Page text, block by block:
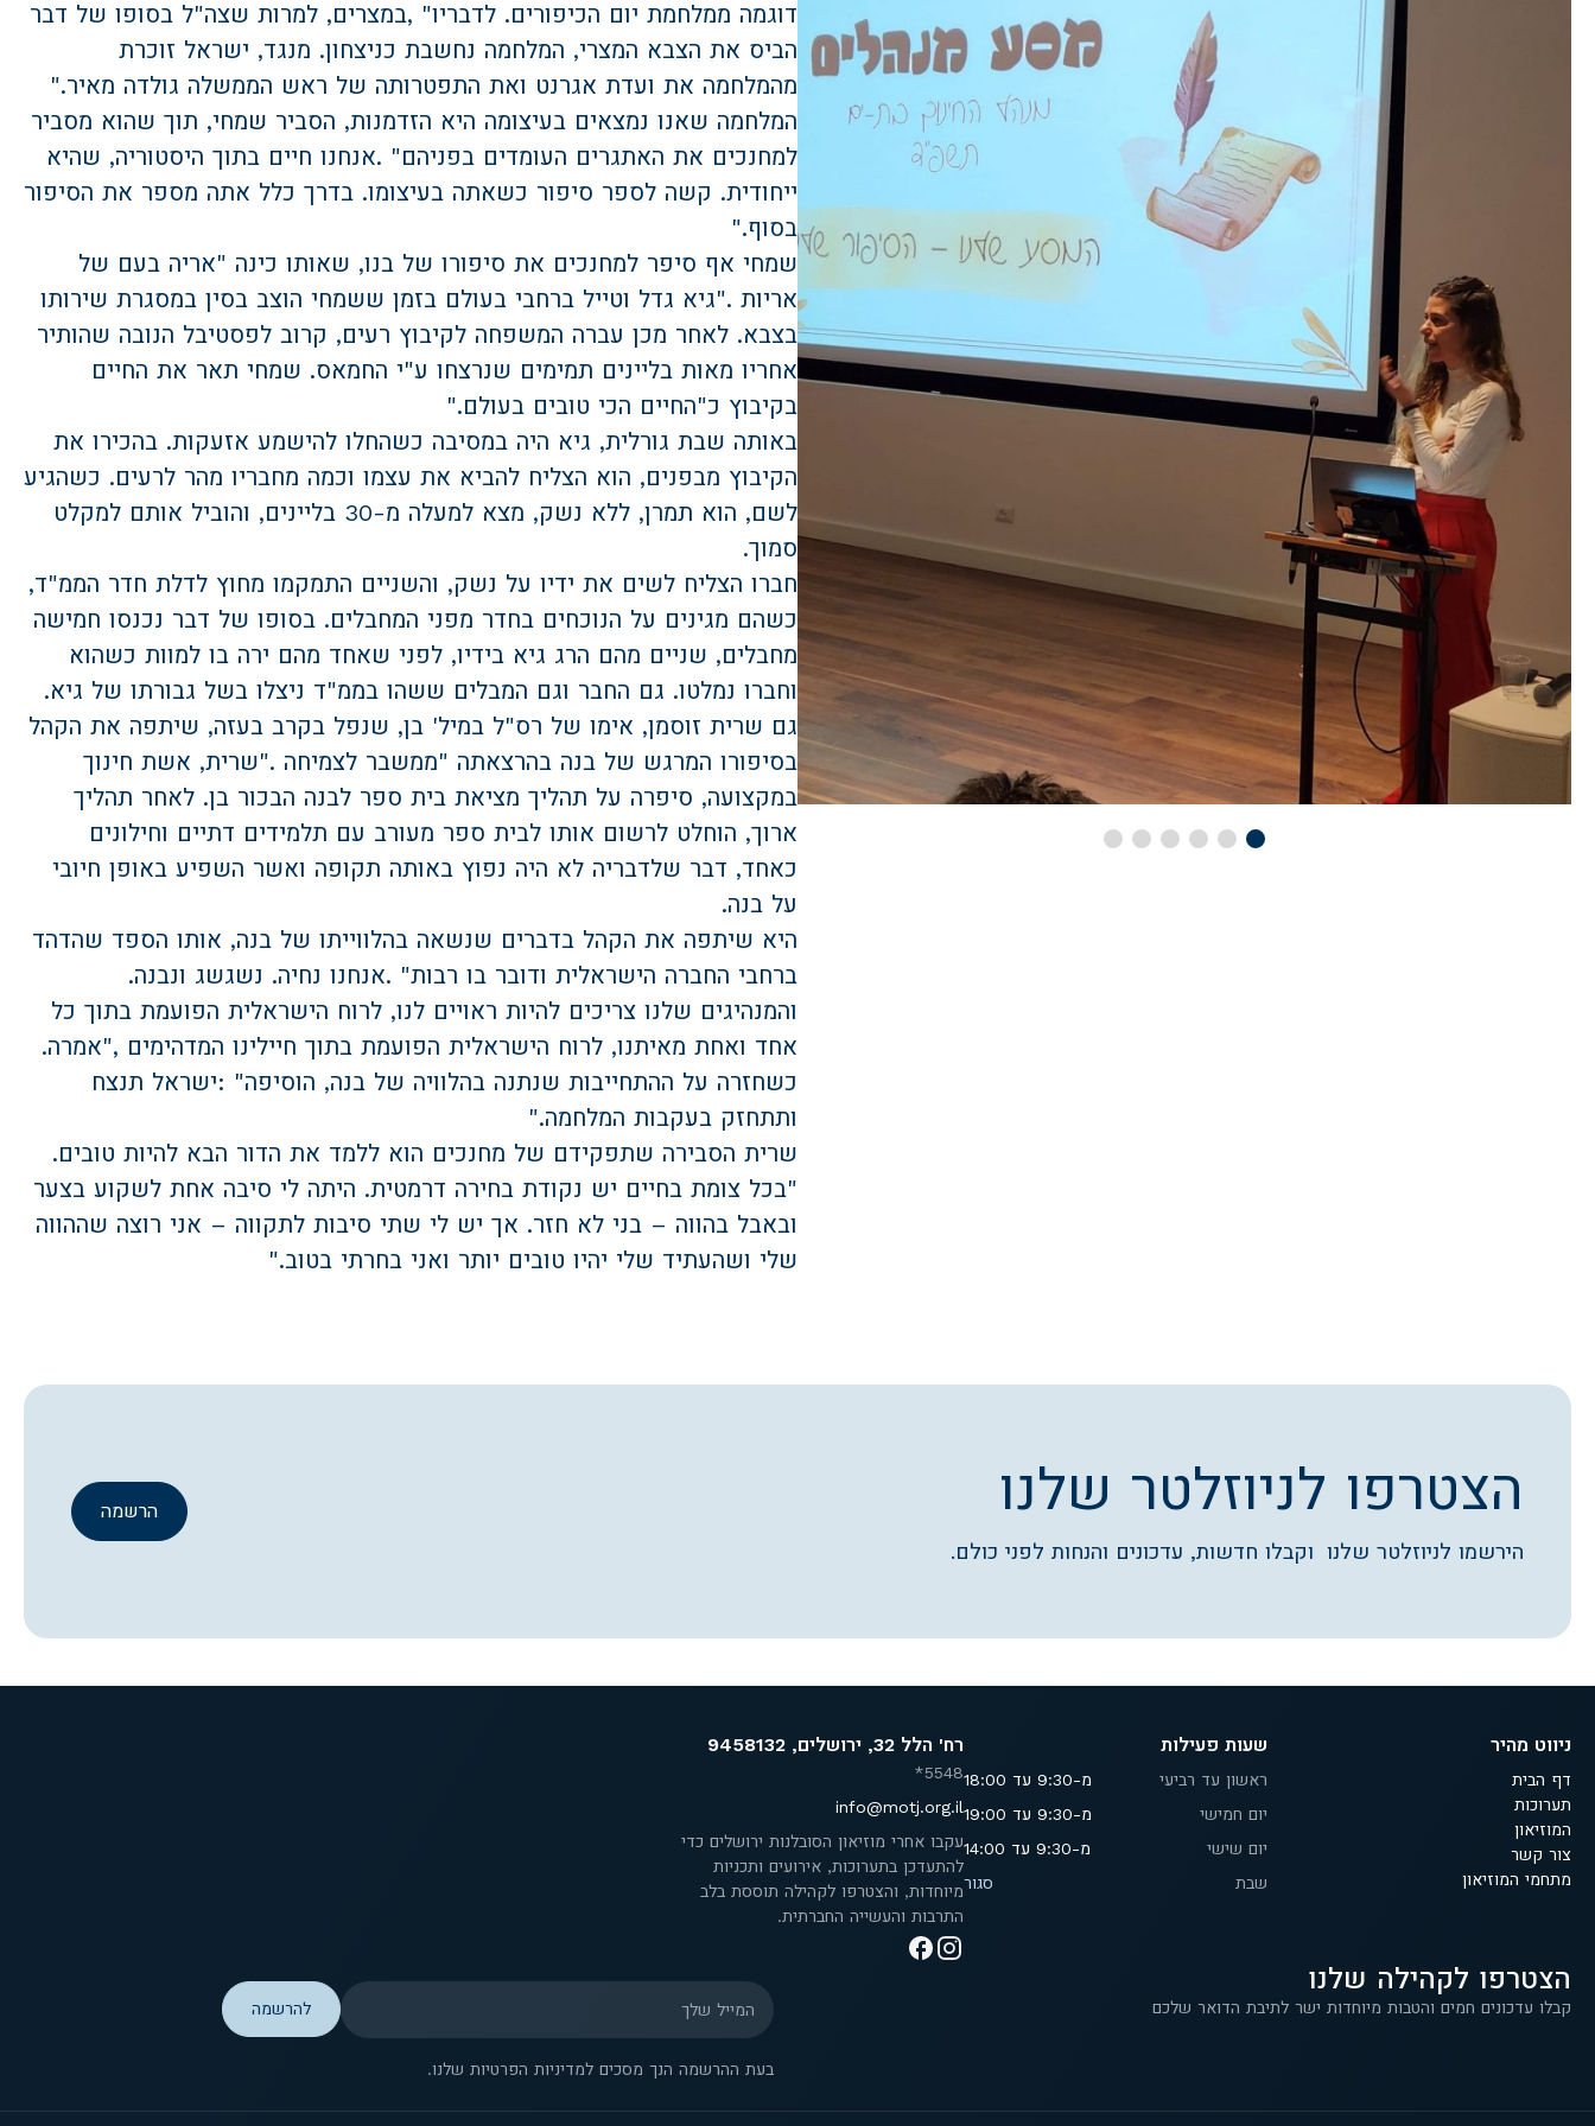
דוגמה ממלחמת יום הכיפורים. לדבריו, "במצרים, למרות שצה"ל בסופו של דבר
הביס את הצבא המצרי, המלחמה נחשבת כניצחון. מנגד, ישראל זוכרת
מהמלחמה את ועדת אגרנט ואת התפטרותה של ראש הממשלה גולדה מאיר".
המלחמה שאנו נמצאים בעיצומה היא הזדמנות, הסביר שמחי, תוך שהוא מסביר
למחנכים את האתגרים העומדים בפניהם. "אנחנו חיים בתוך היסטוריה, שהיא
ייחודית. קשה לספר סיפור כשאתה בעיצומו. בדרך כלל אתה מספר את הסיפור
בסוף".
שמחי אף סיפר למחנכים את סיפורו של בנו, שאותו כינה "אריה בעם של
אריות ".גיא גדל וטייל ברחבי בעולם בזמן ששמחי הוצב בסין במסגרת שירותו
בצבא. לאחר מכן עברה המשפחה לקיבוץ רעים, קרוב לפסטיבל הנובה שהותיר
אחריו מאות בליינים תמימים שנרצחו ע"י החמאס. שמחי תאר את החיים
בקיבוץ כ"החיים הכי טובים בעולם".
באותה שבת גורלית, גיא היה במסיבה כשהחלו להישמע אזעקות. בהכירו את
הקיבוץ מבפנים, הוא הצליח להביא את עצמו וכמה מחבריו מהר לרעים. כשהגיע
לשם, הוא תמרן, ללא נשק, מצא למעלה מ-30 בליינים, והוביל אותם למקלט
סמוך.
חברו הצליח לשים את ידיו על נשק, והשניים התמקמו מחוץ לדלת חדר הממ"ד,
כשהם מגינים על הנוכחים בחדר מפני המחבלים. בסופו של דבר נכנסו חמישה
מחבלים, שניים מהם הרג גיא בידיו, לפני שאחד מהם ירה בו למוות כשהוא
וחברו נמלטו. גם החבר וגם המבלים ששהו בממ"ד ניצלו בשל גבורתו של גיא.
גם שרית זוסמן, אימו של רס"ל במיל' בן, שנפל בקרב בעזה, שיתפה את הקהל
בסיפורו המרגש של בנה בהרצאתה "ממשבר לצמיחה ".שרית, אשת חינוך
במקצועה, סיפרה על תהליך מציאת בית ספר לבנה הבכור בן. לאחר תהליך
ארוך, הוחלט לרשום אותו לבית ספר מעורב עם תלמידים דתיים וחילונים
כאחד, דבר שלדבריה לא היה נפוץ באותה תקופה ואשר השפיע באופן חיובי
על בנה.
היא שיתפה את הקהל בדברים שנשאה בהלווייתו של בנה, אותו הספד שהדהד
ברחבי החברה הישראלית ודובר בו רבות. "אנחנו נחיה. נשגשג ונבנה.
והמנהיגים שלנו צריכים להיות ראויים לנו, לרוח הישראלית הפועמת בתוך כל
אחד ואחת מאיתנו, לרוח הישראלית הפועמת בתוך חיילינו המדהימים ",אמרה.
כשחזרה על ההתחייבות שנתנה בהלוויה של בנה, הוסיפה: "ישראל תנצח
ותתחזק בעקבות המלחמה".
שרית הסבירה שתפקידם של מחנכים הוא ללמד את הדור הבא להיות טובים.
"בכל צומת בחיים יש נקודת בחירה דרמטית. היתה לי סיבה אחת לשקוע בצער
ובאבל בהווה – בני לא חזר. אך יש לי שתי סיבות לתקווה – אני רוצה שההווה
שלי ושהעתיד שלי יהיו טובים יותר ואני בחרתי בטוב".
הצטרפו לניוזלטר שלנו
הירשמו לניוזלטר שלנו וקבלו חדשות, עדכונים והנחות לפני כולם.
הרשמה
ניווט מהיר
דף הבית
תערוכות
המוזיאון
צור קשר
מתחמי המוזיאון
שעות פעילות
ראשון עד רביעי
מ-9:30 עד 18:00
יום חמישי
מ-9:30 עד 19:00
יום שישי
מ-9:30 עד 14:00
שבת
סגור
רח' הלל 32, ירושלים, 9458132
5548*
info@motj.org.il
עקבו אחרי מוזיאון הסובלנות ירושלים כדי
להתעדכן בתערוכות, אירועים ותכניות
מיוחדות, והצטרפו לקהילה תוססת בלב
התרבות והעשייה החברתית.
הצטרפו לקהילה שלנו
קבלו עדכונים חמים והטבות מיוחדות ישר לתיבת הדואר שלכם
המייל שלך
בעת ההרשמה הנך מסכים למדיניות הפרטיות שלנו.